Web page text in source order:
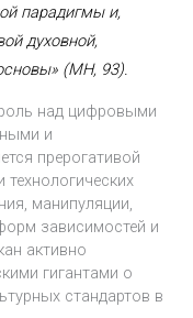
парадигмы и,
духовной,
(MH, 93).
над цифровыми
и
прерогативой
манипуляции,
зависимостей и
активно
гигантами о
стандартов в